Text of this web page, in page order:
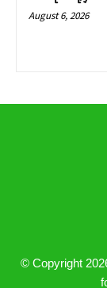
August 6, 2026
© Copyright